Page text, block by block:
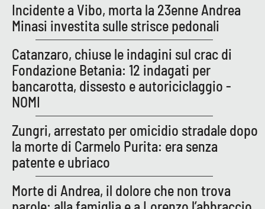
Venti di comunicazione
STREAMING
LaC Network
LaC OnAir
EDIZIONI
LOCALI
Incidente a Vibo, morta la 23enne Andrea
Minasi investita sulle strisce pedonali
Catanzaro, chiuse le indagini sul crac di
Fondazione Betania: 12 indagati per
bancarotta, dissesto e autoriciclaggio -
NOMI
Zungri, arrestato per omicidio stradale dopo
la morte di Carmelo Purita: era senza
patente e ubriaco
Morte di Andrea, il dolore che non trova